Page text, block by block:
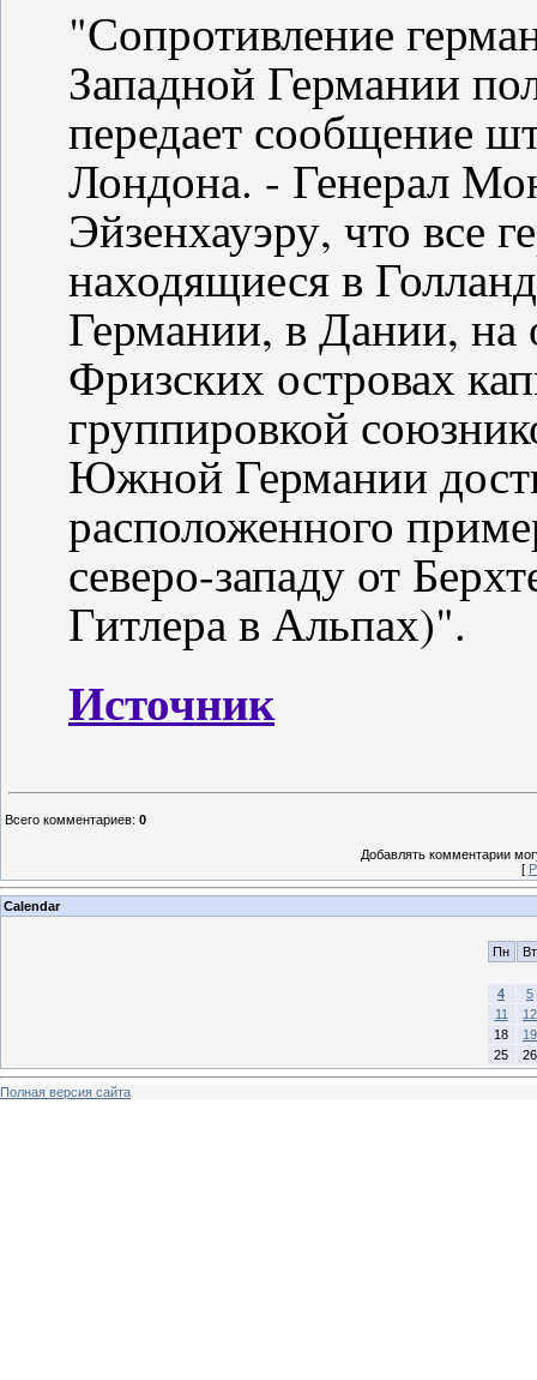
"Сопротивление
Западной Германии
передает сообщение
Лондона. - Генерал
Эйзенхауэру, что все
находящиеся в
Германии, в Дании, на
Фризских островах
группировкой
Южной Германии
расположенного
северо-западу от
Гитлера в Альпах)".
Источник
Всего комментариев: 0
Добавлять комментарии
[
Calendar
Пн Вт
4
5
11
12
18
19
25
26
Полная версия сайта